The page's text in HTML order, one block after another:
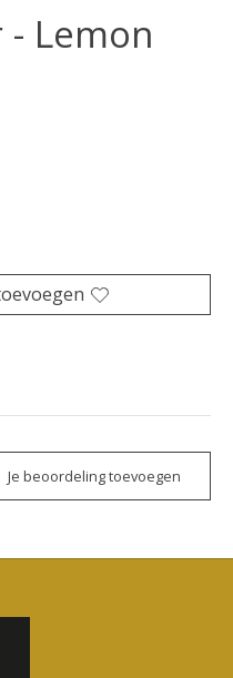
- Lemon
is
Je beoordeling toevoegen